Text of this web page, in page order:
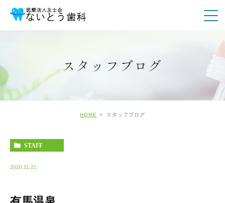
スタッフブログ
HOME スタッフブログ
STAFF
2020.11.21